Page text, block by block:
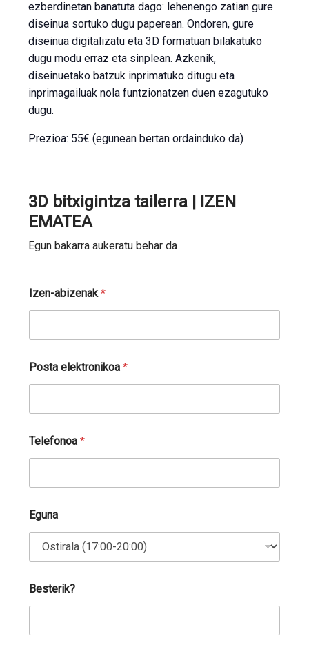
ezberdinetan banatuta dago: lehenengo zatian gure
diseinua sortuko dugu paperean. Ondoren, gure
diseinua digitalizatu eta 3D formatuan bilakatuko
dugu modu erraz eta sinplean. Azkenik,
diseinuetako batzuk inprimatuko ditugu eta
inprimagailuak nola funtzionatzen duen ezagutuko
dugu.
Prezioa: 55€ (egunean bertan ordainduko da)
3D bitxigintza tailerra | IZEN
EMATEA
Egun bakarra aukeratu behar da
Izen-abizenak*
Posta elektronikoa*
Telefonoa*
Eguna
Besterik?